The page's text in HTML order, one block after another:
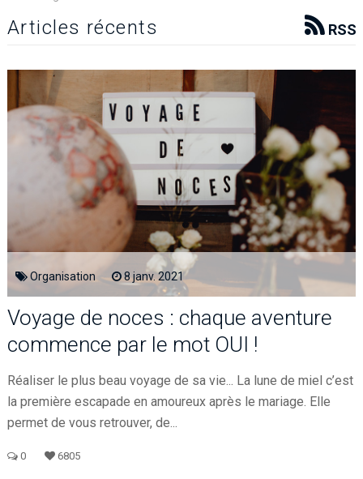
Articles récents RSS
Organisation 8janv.2021
Voyage de noces : chaque aventure
commence par le mot OUI !
Réaliser le plus beau voyage de sa vie... La lune de miel c’est
la première escapade en amoureux après le mariage. Elle
permet de vous retrouver, de...
0 6805